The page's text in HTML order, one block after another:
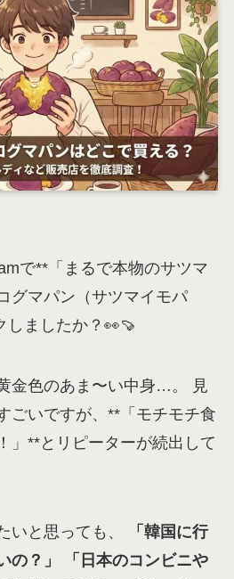
で**「まるで本物のサツマ
グマパン（サツマイモパ
しましたか？👀🍠
金色のあま〜い中身…。 見
ごいですが、**「モチモチ食
」**とリピーターが続出して
いと思っても、
「韓国に行
の？」
「日本のコンビニや